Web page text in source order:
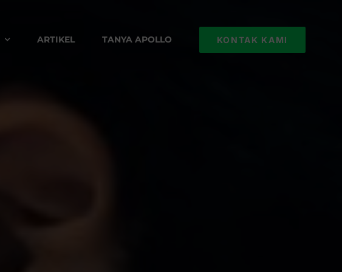
ARTIKEL TANYA APOLLO KONTAK KAMI